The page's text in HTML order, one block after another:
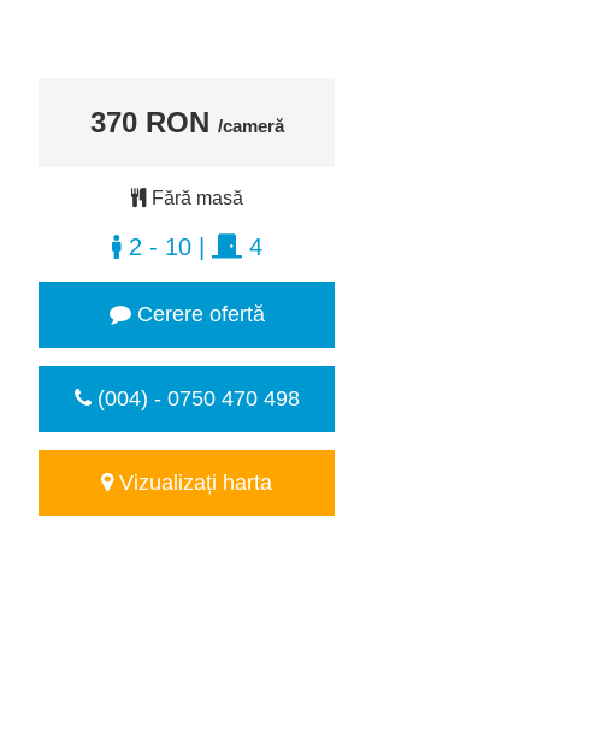
370 RON /cameră
Fără masă
2 - 10| 4
Cerere ofertă
(004) - 0750 470 498
Vizualizați harta